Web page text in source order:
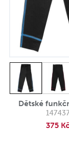
Dětské
375